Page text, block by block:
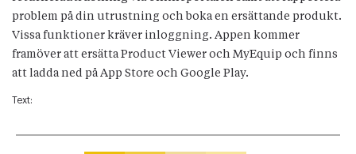
problem på din utrustning och boka en ersättande produkt.
Vissa funktioner kräver inloggning. Appen kommer
framöver att ersätta Product Viewer och MyEquip och finns
att ladda ned på App Store och Google Play.
Text: